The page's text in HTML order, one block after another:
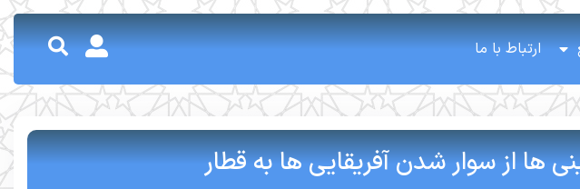
ارتباط با ما
ها از سوار شدن آفریقایی ها به قطار